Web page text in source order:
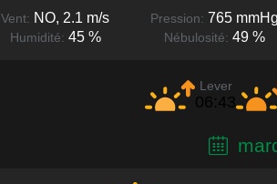
Vent: NO, 2.1 m/s Pression: 765 mmHg
Humidité: 45 % Nébulosité: 49 %
Lever
06:43